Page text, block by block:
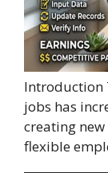
Introduction
jobs has
creating
flexible